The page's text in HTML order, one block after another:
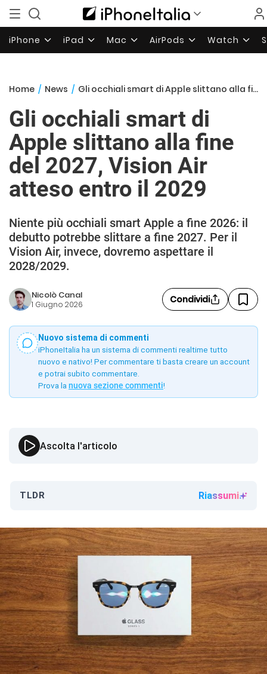
iPhone iPad Mac AirPods Watch
Home / News / Gli occhiali smart di Apple slittano alla fine del 2027, Vision Air atteso entro il 2029
Gli occhiali smart di
Apple slittano alla fine
del 2027, Vision Air
atteso entro il 2029
Niente più occhiali smart Apple a fine 2026: il
debutto potrebbe slittare a fine 2027. Per il
Vision Air, invece, dovremo aspettare il
2028/2029.
Nicolò Canal
1 Giugno 2026 Condividi
Nuovo sistema di commenti
iPhoneItalia ha un sistema di commenti realtime tutto
nuovo e nativo! Per commentare ti basta creare un account
e potrai subito commentare.
Prova la nuova sezione commenti!
Ascolta l'articolo
TLDR Riassumi